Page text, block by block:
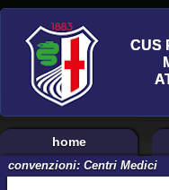
home
convenzioni: Centri Medici